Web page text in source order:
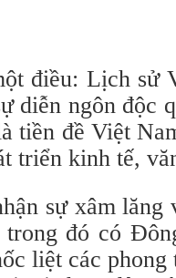
điều: Lịch sử
diễn ngôn độc
tiền đề Việt
triển kinh tế,
sự xâm lăng
đó có
liệt các phong